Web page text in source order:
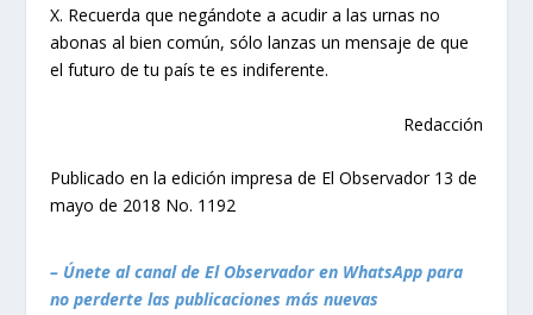
X. Recuerda que negándote a acudir a las urnas no
abonas al bien común, sólo lanzas un mensaje de que
el futuro de tu país te es indiferente.
Redacción
Publicado en la edición impresa de El Observador 13 de
mayo de 2018 No. 1192
– Únete al canal de El Observador en WhatsApp para
no perderte las publicaciones más nuevas